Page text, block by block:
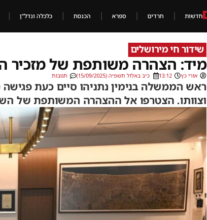
חדשות חרדים ספרא הכנסת כלכלה ונדל"ן
שידור חי מירושלים
מיד: הצהרה משותפת של מזכיר
אורי כץ 13:12 כ״ב באלול תשפ״ה (15/09/2025) תגובות
ראש הממשלה בנימין נתניהו סיים כעת
וצוותו. הצטרפו אל ההצהרה המשותפת של